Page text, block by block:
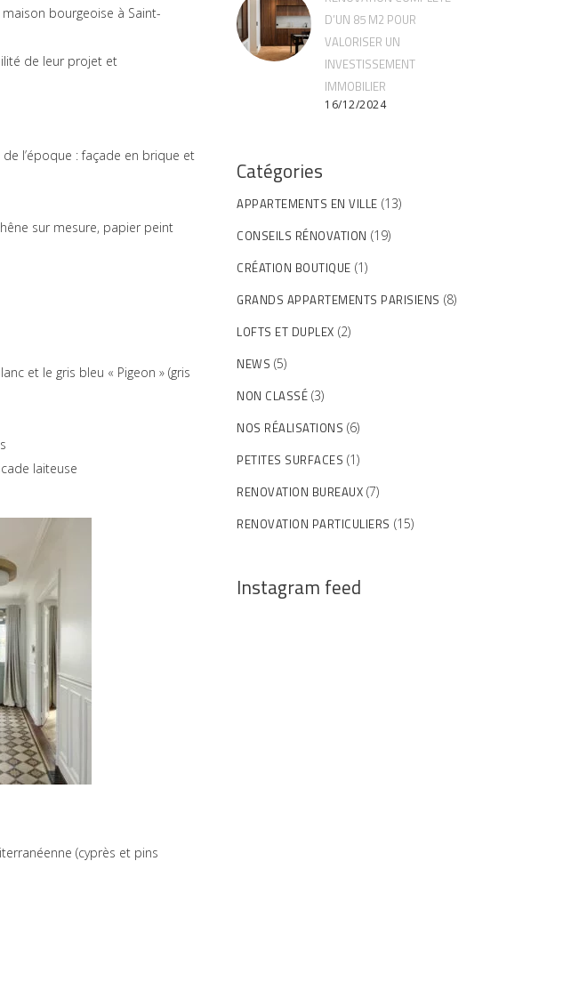
bourgeoise à Saint-
de leur projet et
l’époque : façade en brique et
sur mesure, papier peint
et le gris bleu « Pigeon » (gris
laiteuse
(cyprès et pins
D’UN 85 M2 POUR
VALORISER UN
INVESTISSEMENT
IMMOBILIER
16/12/2024
Catégories
APPARTEMENTS EN VILLE (13)
CONSEILS RÉNOVATION (19)
CRÉATION BOUTIQUE (1)
GRANDS APPARTEMENTS PARISIENS (8)
LOFTS ET DUPLEX (2)
NEWS (5)
NON CLASSÉ (3)
NOS RÉALISATIONS (6)
PETITES SURFACES (1)
RENOVATION BUREAUX (7)
RENOVATION PARTICULIERS (15)
Instagram feed